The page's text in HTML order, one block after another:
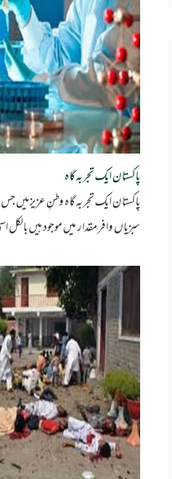
پاکستان ایک تجربہ گاہ
پاکستان ایک تجربہ گاہ وطنِ
سبزیاں وافر مقدار میں موجود ہیں بالکل